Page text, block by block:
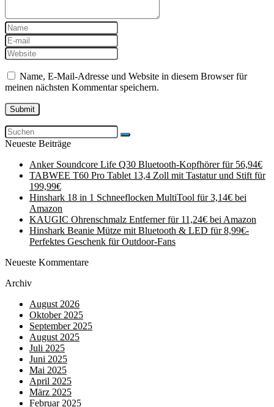
Name, E-Mail-Adresse und Website in diesem Browser für
meinen nächsten Kommentar speichern.
Neueste Beiträge
Anker Soundcore Life Q30 Bluetooth-Kopfhörer für 56,94€
TABWEE T60 Pro Tablet 13,4 Zoll mit Tastatur und Stift für
199,99€
Hinshark 18 in 1 Schneeflocken MultiTool für 3,14€ bei
Amazon
KAUGIC Ohrenschmalz Entferner für 11,24€ bei Amazon
Hinshark Beanie Mütze mit Bluetooth & LED für 8,99€-
Perfektes Geschenk für Outdoor-Fans
Neueste Kommentare
Archiv
August 2026
Oktober 2025
September 2025
August 2025
Juli 2025
Juni 2025
Mai 2025
April 2025
März 2025
Februar 2025